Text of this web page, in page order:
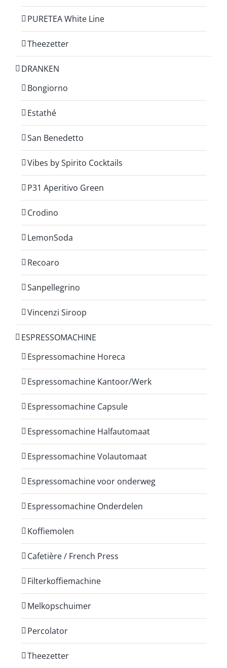
PURETEA White Line
Theezetter
DRANKEN
Bongiorno
Estathé
San Benedetto
Vibes by Spirito Cocktails
P31 Aperitivo Green
Crodino
LemonSoda
Recoaro
Sanpellegrino
Vincenzi Siroop
ESPRESSOMACHINE
Espressomachine Horeca
Espressomachine Kantoor/Werk
Espressomachine Capsule
Espressomachine Halfautomaat
Espressomachine Volautomaat
Espressomachine voor onderweg
Espressomachine Onderdelen
Koffiemolen
Cafetière / French Press
Filterkoffiemachine
Melkopschuimer
Percolator
Theezetter